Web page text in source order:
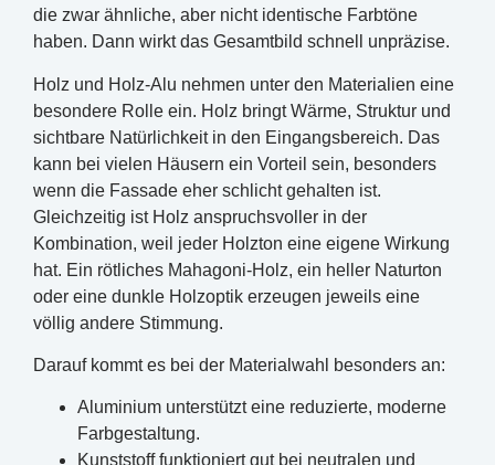
die zwar ähnliche, aber nicht identische Farbtöne
haben. Dann wirkt das Gesamtbild schnell unpräzise.
Holz und Holz-Alu nehmen unter den Materialien eine
besondere Rolle ein. Holz bringt Wärme, Struktur und
sichtbare Natürlichkeit in den Eingangsbereich. Das
kann bei vielen Häusern ein Vorteil sein, besonders
wenn die Fassade eher schlicht gehalten ist.
Gleichzeitig ist Holz anspruchsvoller in der
Kombination, weil jeder Holzton eine eigene Wirkung
hat. Ein rötliches Mahagoni-Holz, ein heller Naturton
oder eine dunkle Holzoptik erzeugen jeweils eine
völlig andere Stimmung.
Darauf kommt es bei der Materialwahl besonders an:
Aluminium unterstützt eine reduzierte, moderne
Farbgestaltung.
Kunststoff funktioniert gut bei neutralen und